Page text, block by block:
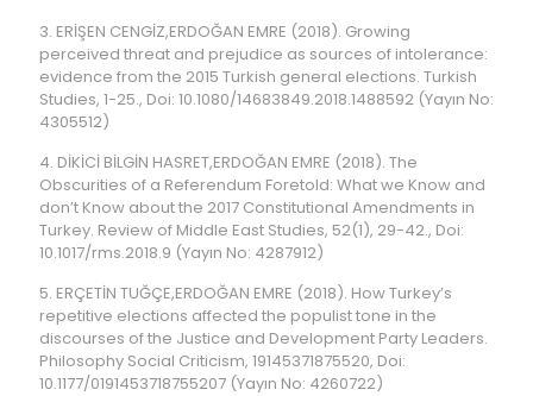
3. ERİŞEN CENGİZ,ERDOĞAN EMRE (2018). Growing
perceived threat and prejudice as sources of intolerance:
evidence from the 2015 Turkish general elections. Turkish
Studies, 1-25., Doi: 10.1080/14683849.2018.1488592 (Yayın No:
4305512)
4. DİKİCİ BİLGİN HASRET,ERDOĞAN EMRE (2018). The
Obscurities of a Referendum Foretold: What we Know and
don’t Know about the 2017 Constitutional Amendments in
Turkey. Review of Middle East Studies, 52(1), 29-42., Doi:
10.1017/rms.2018.9 (Yayın No: 4287912)
5. ERÇETİN TUĞÇE,ERDOĞAN EMRE (2018). How Turkey’s
repetitive elections affected the populist tone in the
discourses of the Justice and Development Party Leaders.
Philosophy Social Criticism, 19145371875520, Doi:
10.1177/0191453718755207 (Yayın No: 4260722)